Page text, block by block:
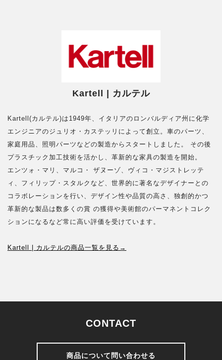
Kartell | カルテル
Kartell(カルテル)は1949年、イタリアのロンバルディア州に化学
エンジニアのジュリオ・カステッリによって創立。車のパーツ、
家庭用品、照明パーツなどの製造からスタートしました。 その後
プラスチック加工技術を活かし、革新的な家具の製造を開始。
エンツォ・マリ、マルコ・ ザヌーゾ、ヴィコ・マジストレッテ
ィ、フィリップ・スタルクなど、世界的に著名なデザイナーとの
コラボレーションを行い、デザイン性や品質の高さ、独創的かつ
革新的な製品は数多くの賞 の獲得や美術館のパーマネントコレク
ションになるなど常に高い評価を受けています。
Kartell | カルテルの商品一覧を見る→
CONTACT
商品について問い合わせる